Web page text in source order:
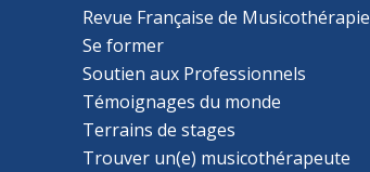
Revue Française de Musicothérapie
Se former
Soutien aux Professionnels
Témoignages du monde
Terrains de stages
Trouver un(e) musicothérapeute